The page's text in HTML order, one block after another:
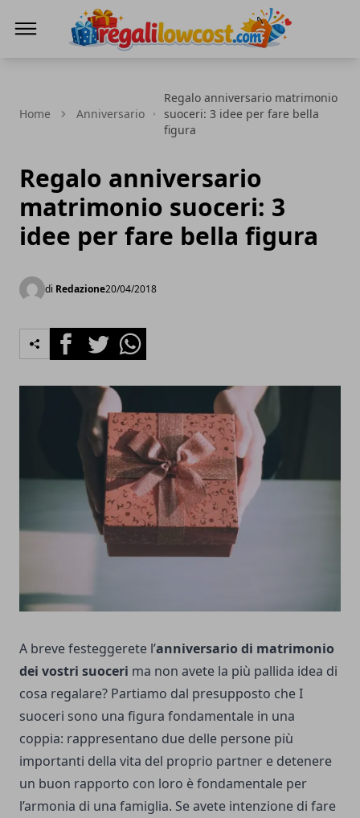
Home Anniversario
Regalo anniversario matrimonio
suoceri: 3 idee per fare bella
figura
Regalo anniversario
matrimonio suoceri: 3
idee per fare bella figura
di Redazione20/04/2018
FacebookTwitterWhatsapp
A breve festeggerete l’anniversario di matrimonio
dei vostri suoceri ma non avete la più pallida idea di
cosa regalare? Partiamo dal presupposto che I
suoceri sono una figura fondamentale in una
coppia: rappresentano due delle persone più
importanti della vita del proprio partner e detenere
un buon rapporto con loro è fondamentale per
l’armonia di una famiglia. Se avete intenzione di fare